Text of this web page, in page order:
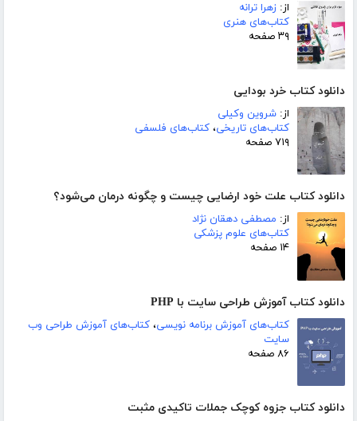
از: زهرا ترانه
کتاب‌های هنری
۳۹ صفحه
دانلود کتاب خرد بودایی
از: شروین وکیلی
کتاب‌های تاریخی، کتاب‌های فلسفی
۷۱۹ صفحه
دانلود کتاب علت خود ارضایی چیست و چگونه درمان می‌شود؟
از: مصطفی دهقان نژاد
کتاب‌های علوم پزشکی
۱۴ صفحه
دانلود کتاب آموزش طراحی سایت با PHP
کتاب‌های آموزش برنامه نویسی، کتاب‌های آموزش طراحی وب
سایت
۸۶ صفحه
دانلود کتاب جزوه کوچک جملات تاکیدی مثبت